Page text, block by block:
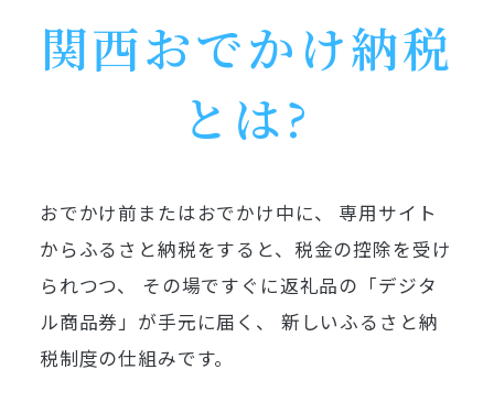
関西おでかけ納税
とは?
おでかけ前またはおでかけ中に、
専用サイト
からふるさと納税をすると、税金の控除を受け
られつつ、
その場ですぐに返礼品の「デジタ
ル商品券」が手元に届く、
新しいふるさと納
税制度の仕組みです。